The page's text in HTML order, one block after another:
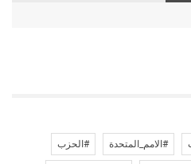
#الامم_المتحدة #الحزب